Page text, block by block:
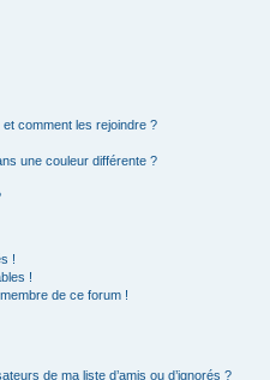
comment les rejoindre ?
une couleur différente ?
!
!
de ce forum !
de ma liste d’amis ou d’ignorés ?